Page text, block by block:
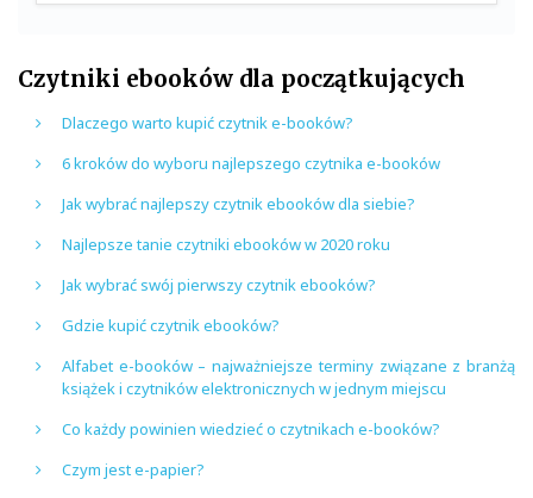
Czytniki ebooków dla początkujących
Dlaczego warto kupić czytnik e-booków?
6 kroków do wyboru najlepszego czytnika e-booków
Jak wybrać najlepszy czytnik ebooków dla siebie?
Najlepsze tanie czytniki ebooków w 2020 roku
Jak wybrać swój pierwszy czytnik ebooków?
Gdzie kupić czytnik ebooków?
Alfabet e-booków – najważniejsze terminy związane z branżą
książek i czytników elektronicznych w jednym miejscu
Co każdy powinien wiedzieć o czytnikach e-booków?
Czym jest e-papier?